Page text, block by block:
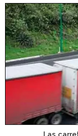
Las